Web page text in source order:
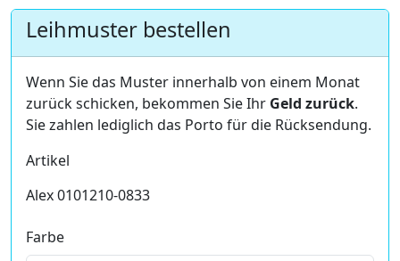
Leihmuster bestellen
Wenn Sie das Muster innerhalb von einem Monat
zurück schicken, bekommen Sie Ihr Geld zurück.
Sie zahlen lediglich das Porto für die Rücksendung.
Artikel
Alex 0101210-0833
Farbe